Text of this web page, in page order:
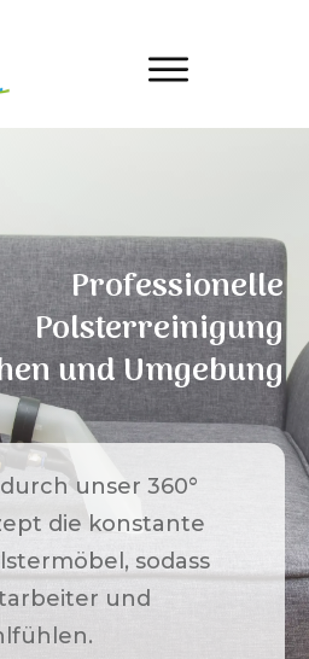
Professionelle
Polsterreinigung
und Umgebung
unser 360°
die konstante
sodass
und